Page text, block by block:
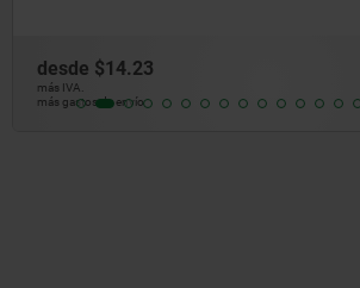
desde $14.91
más IVA.
más gastos de envío